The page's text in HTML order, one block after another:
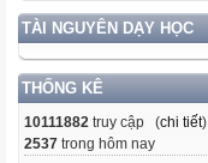
TÀI NGUYÊN DẠY HỌC
THỐNG KÊ
10111882 truy cập (chi tiết)
2537 trong hôm nay